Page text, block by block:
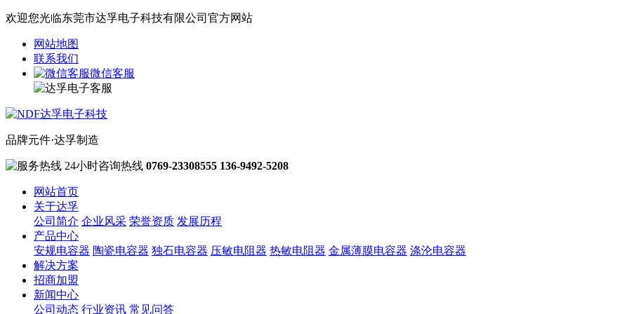
欢迎您光临东莞市达孚电子科技有限公司官方网站
网站地图
联系我们
微信客服
品牌元件·达孚制造
24小时咨询热线 0769-23308555 136-9492-5208
网站首页
关于达孚
公司简介 企业风采 荣誉资质 发展历程
产品中心
安规电容器 陶瓷电容器 独石电容器 压敏电阻器 热敏电阻器 金属薄膜电容器 涤沦电容器
解决方案
招商加盟
新闻中心
公司动态 行业资讯 常见问答